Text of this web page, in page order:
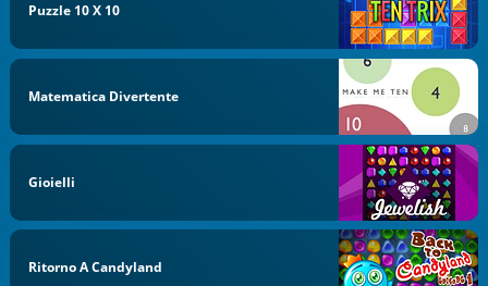
Puzzle 10 X 10
Matematica Divertente
Gioielli
Ritorno A Candyland